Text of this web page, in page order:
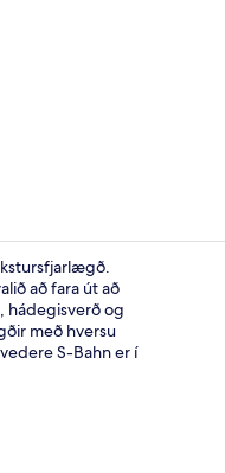
Bar (á gististað)
að fara út að
hádegisverð og
með hversu
S-Bahn er í